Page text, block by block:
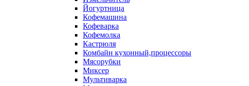
Йогуртница
Кофемашина
Кофеварка
Кофемолка
Кастрюля
Комбайн кухонный,процессоры
Мясорубки
Миксер
Мультиварка